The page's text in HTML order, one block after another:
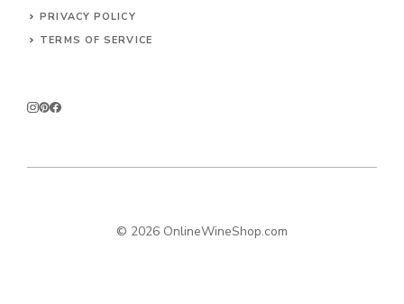
PRIVACY POLICY
TERMS OF SERVICE
© 2026 OnlineWineShop.com